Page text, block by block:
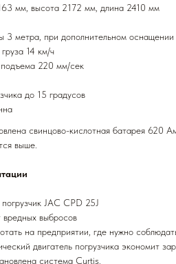
мм, высота 2172 мм, длина 2410 мм
3 метра, при дополнительном
14 км/ч
220 мм/сек
до 15 градусов
свинцово-кислотная батарея 620
выше.
JAC CPD 25J
вредных выбросов
на предприятии, где нужно
двигатель погрузчика экономит
система Curtis.